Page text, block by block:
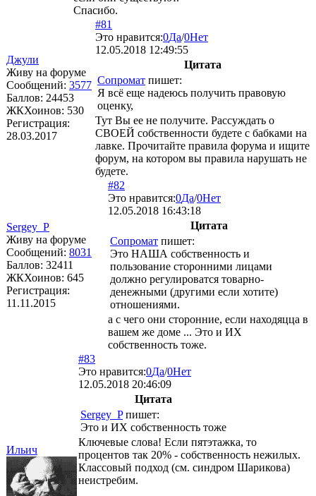
Спасибо.
Джули
Живу на форуме
Сообщений: 3577
Баллов: 24453
ЖКХоинов: 530
Регистрация:
28.03.2017
#81
Это нравится:0Да/0Нет
12.05.2018 12:49:55
Цитата
Сопромат пишет:
Я всё еще надеюсь получить правовую
оценку,
Тут Вы ее не получите. Рассуждать о
СВОЕЙ собственности будете с бабками на
лавке. Прочитайте правила форума и ищите
форум, на котором вы правила нарушать не
будете.
Sergey_P
Живу на форуме
Сообщений: 8031
Баллов: 32411
ЖКХоинов: 645
Регистрация:
11.11.2015
#82
Это нравится:0Да/0Нет
12.05.2018 16:43:18
Цитата
Сопромат пишет:
Это НАША собственность и
пользование сторонними лицами
должно регулироватся товарно-
денежными (другими если хотите)
отношениями.
а с чего они сторонние, если находяцца в
вашем же доме ... Это и ИХ
собственность тоже.
Ильич
#83
Это нравится:0Да/0Нет
12.05.2018 20:46:09
Цитата
Sergey_Pпишет:
Это и ИХ собственность тоже
Ключевые слова! Если пятэтажка, то
процентов так 20% - собственность нежилых.
Классовый подход (см. синдром Шарикова)
неистребим.